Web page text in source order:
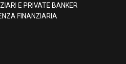
E PRIVATE BANKER
FINANZIARIA